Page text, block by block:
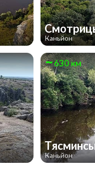
Каньйон
630 км
Каньйон